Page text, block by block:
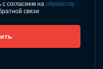
согласием на обработку
связи